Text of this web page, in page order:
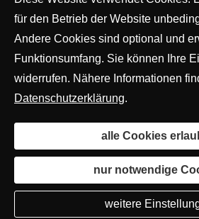
für den Betrieb der Website
Andere Cookies sind optional und
Funktionsumfang. Sie können Ihre
widerrufen. Nähere Informationen
Datenschutzerklärung.
alle Cookies
nur notwendige
weitere